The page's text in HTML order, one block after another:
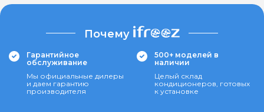
Почему
Гарантийное
обслуживание
Мы официальные дилеры
и даем гарантию
производителя
500+ моделей в
наличии
Целый склад
кондиционеров, готовых
к установке